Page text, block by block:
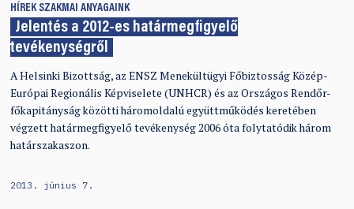
HÍREK SZAKMAI ANYAGAINK
Jelentés a 2012-es határmegfigyelő
tevékenységről
A Helsinki Bizottság, az ENSZ Menekültügyi Főbiztosság Közép-
Európai Regionális Képviselete (UNHCR) és az Országos Rendőr-
főkapitányság közötti háromoldalú együttműködés keretében
végzett határmegfigyelő tevékenység 2006 óta folytatódik három
határszakaszon.
2013. június 7.